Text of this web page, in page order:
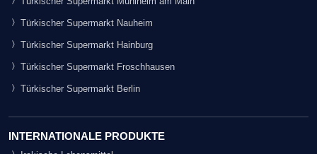
Türkischer Supermarkt Nauheim
Türkischer Supermarkt Hainburg
Türkischer Supermarkt Froschhausen
Türkischer Supermarkt Berlin
INTERNATIONALE PRODUKTE